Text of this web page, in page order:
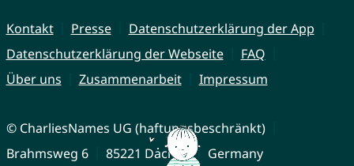
Kontakt Presse
Datenschutzerklärung der App
Datenschutzerklärung der Webseite
FAQ
Über uns
Zusammenarbeit Impressum
© CharliesNames UG (haftungsbeschränkt)
Brahmsweg 6
85221 Dachau Germany